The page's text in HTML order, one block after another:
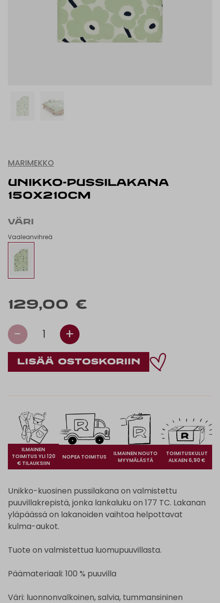
MARIMEKKO
UNIKKO-PUSSILAKANA
150x210CM
VÄRI
Vaaleanvihreä
129,00 €
- 1 +
ILMAINEN
TOIMITUS YLI 120
€ TILAUKSIIN
NOPEA TOIMITUS
ILMAINEN NOUTO
MYYMÄLÄSTÄ
TOIMITUSKULUT
ALKAEN 6,90 €
Unikko-kuosinen pussilakana on valmistettu
puuvillakrepistä, jonka lankaluku on 177 TC. Lakanan
yläpäässä on lakanoiden vaihtoa helpottavat
kulma-aukot.
Tuote on valmistettua luomupuuvillasta.
Päämateriaali: 100 % puuvilla
Väri: luonnonvalkoinen, salvia, tummansininen